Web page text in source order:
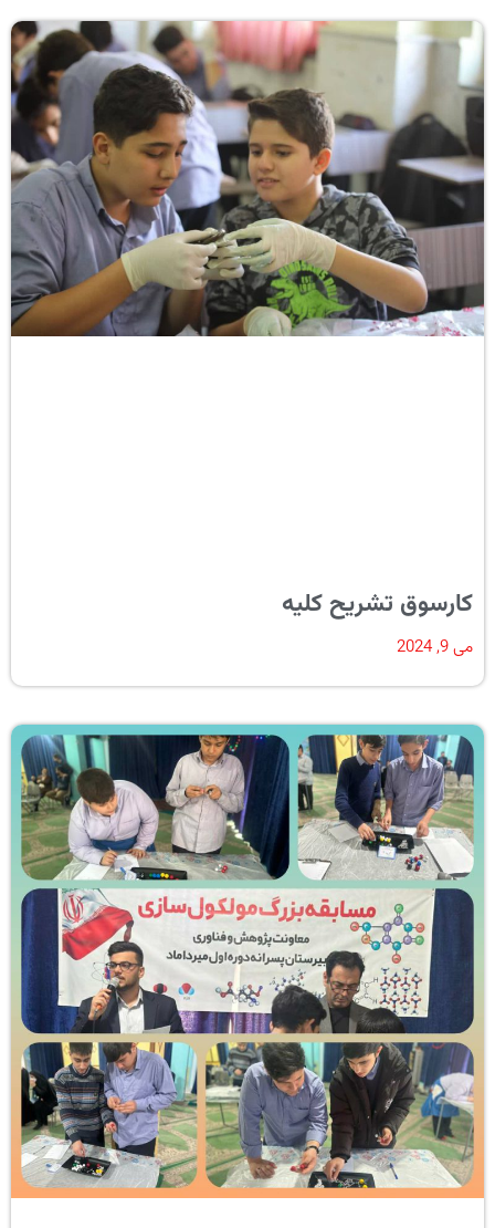
کارسوق تشریح کلیه
می 9, 2024